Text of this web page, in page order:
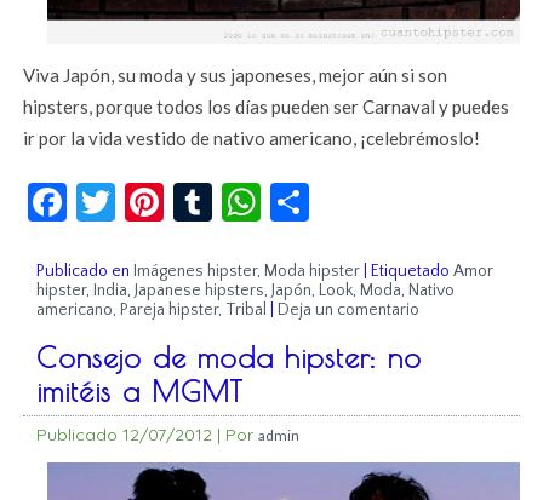
Viva Japón, su moda y sus japoneses, mejor aún si son
hipsters, porque todos los días pueden ser Carnaval y puedes
ir por la vida vestido de nativo americano, ¡celebrémoslo!
Facebook
Twitter
Pinterest
TumblrWhatsApp
Publicado en Imágenes hipster, Moda hipster |Etiquetado Amor
hipster, India,Japanese hipsters,Japón, Look, Moda, Nativo
americano, Pareja hipster, Tribal Deja un comentario
Consejo de moda hipster: no
imitéis a MGMT
Publicado 12/07/2012 | Por admin